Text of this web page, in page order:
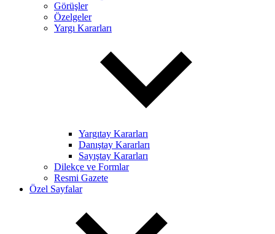
Görüşler
Özelgeler
Yargı Kararları
Yargıtay Kararları
Danıştay Kararları
Sayıştay Kararları
Dilekçe ve Formlar
Resmi Gazete
Özel Sayfalar